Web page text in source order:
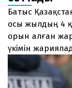
Архив
Заң және
Редакциямен
+7 708 604 51 06
Жарнама бөлімі
+7 701 220 64 52
Пошта
шыққан сәтте
енгізіңіз, біз
Батыс
осы жылдың 4
орын алған
үкімін